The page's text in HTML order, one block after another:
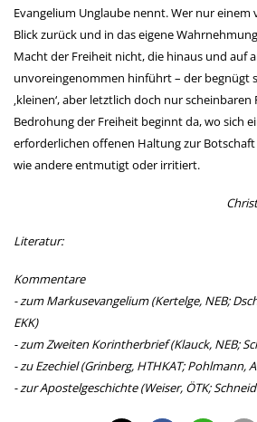
Evangelium Unglaube nennt. Wer nur
Blick zurück und in das eigene
Macht der Freiheit nicht, die hinaus und auf
unvoreingenommen hinführt – der begnügt
‚kleinen‘, aber letztlich doch nur
Bedrohung der Freiheit beginnt da, wo sich
erforderlichen offenen Haltung zur
wie andere entmutigt oder irritiert.
Literatur:
Kommentare
- zum Markusevangelium (Kertelge, NEB;
EKK)
- zum Zweiten Korintherbrief (Klauck, NEB;
- zu Ezechiel (Grinberg, HTHKAT; Pohlmann,
- zur Apostelgeschichte (Weiser, ÖTK;